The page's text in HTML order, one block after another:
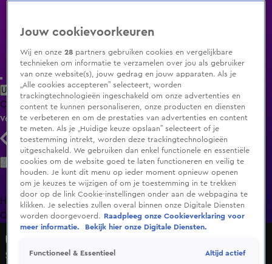
Uitzending Gemist Populaire programma's Zenders Genres
ClipsFilmsRadioSmart TV inlogShop
Volg KIJK
Zoeken
HomeUitzending Gemist Programma's De Bondgenoten
OranjezomerLivestreamsShop
Undercover in Nederland
Seizoen 17, aflevering 7
Jouw cookievoorkeuren
Wij en onze28 partners gebruiken cookies en vergelijkbare
technieken om informatie te verzamelen over jou als gebruiker
van onze website(s), jouw gedrag en jouw apparaten. Als je
„Alle cookies accepteren” selecteert, worden
trackingtechnologieën ingeschakeld om onze advertenties en
content te kunnen personaliseren, onze producten en diensten
te verbeteren en om de prestaties van advertenties en content
te meten. Als je „Huidige keuze opslaan” selecteert of je
toestemming intrekt, worden deze trackingtechnologieën
uitgeschakeld. We gebruiken dan enkel functionele en essentiële
cookies om de website goed te laten functioneren en veilig te
houden. Je kunt dit menu op ieder moment opnieuw openen
om je keuzes te wijzigen of om je toestemming in te trekken
door op de link Cookie-instellingen onder aan de webpagina te
klikken. Je selecties zullen overal binnen onze Digitale Diensten
worden doorgevoerd.
Raadpleeg onze Cookieverklaring voor
meer informatie.
Bekijk hier onze Digitale Diensten.
Functioneel & Essentieel Altijd actief